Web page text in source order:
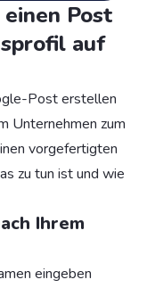
Post
auf
Post erstellen
Unternehmen zum
vorgefertigten
zu tun ist und wie
Ihrem
eingeben